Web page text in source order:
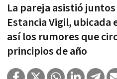
La pareja asistió
Estancia Vigil, ubicada
así los rumores que
principios de año